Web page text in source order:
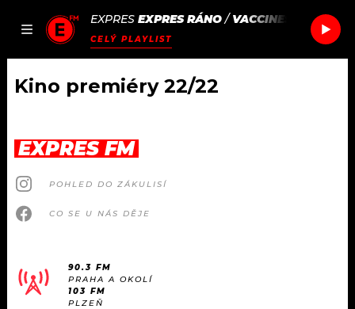
JAK
SEZNAM.CZ
EXPRES EXPRES RÁNO/VACCINES
CELÝ PLAYLIST
DOMŮ
ČLÁNKY
AKTUÁLNĚ
ROZHOVORY
PODCASTY
RÁDIO
Kino premiéry 22/22
EXPRES FM
POHLED DO ZÁKULISÍ
CO SE U NÁS DĚJE
90.3 FM
PRAHA A OKOLÍ
103 FM
PLZEŇ